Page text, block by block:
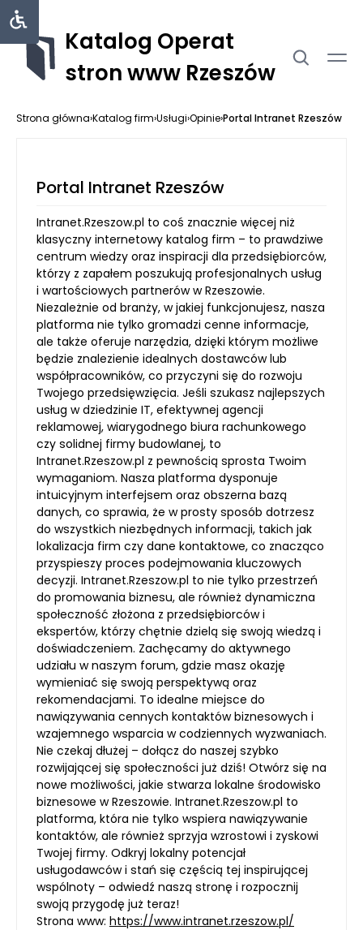
Katalog Operat
stron www Rzeszów
Strona główna›Katalog firm›Usługi›Opinie›Portal Intranet Rzeszów
Portal Intranet Rzeszów
Intranet.Rzeszow.pl to coś znacznie więcej niż
klasyczny internetowy katalog firm – to prawdziwe
centrum wiedzy oraz inspiracji dla przedsiębiorców,
którzy z zapałem poszukują profesjonalnych usług
i wartościowych partnerów w Rzeszowie.
Niezależnie od branży, w jakiej funkcjonujesz, nasza
platforma nie tylko gromadzi cenne informacje,
ale także oferuje narzędzia, dzięki którym możliwe
będzie znalezienie idealnych dostawców lub
współpracowników, co przyczyni się do rozwoju
Twojego przedsięwzięcia. Jeśli szukasz najlepszych
usług w dziedzinie IT, efektywnej agencji
reklamowej, wiarygodnego biura rachunkowego
czy solidnej firmy budowlanej, to
Intranet.Rzeszow.pl z pewnością sprosta Twoim
wymaganiom. Nasza platforma dysponuje
intuicyjnym interfejsem oraz obszerna bazą
danych, co sprawia, że w prosty sposób dotrzesz
do wszystkich niezbędnych informacji, takich jak
lokalizacja firm czy dane kontaktowe, co znacząco
przyspieszy proces podejmowania kluczowych
decyzji. Intranet.Rzeszow.pl to nie tylko przestrzeń
do promowania biznesu, ale również dynamiczna
społeczność złożona z przedsiębiorców i
ekspertów, którzy chętnie dzielą się swoją wiedzą i
doświadczeniem. Zachęcamy do aktywnego
udziału w naszym forum, gdzie masz okazję
wymieniać się swoją perspektywą oraz
rekomendacjami. To idealne miejsce do
nawiązywania cennych kontaktów biznesowych i
wzajemnego wsparcia w codziennych wyzwaniach.
Nie czekaj dłużej – dołącz do naszej szybko
rozwijającej się społeczności już dziś! Otwórz się na
nowe możliwości, jakie stwarza lokalne środowisko
biznesowe w Rzeszowie. Intranet.Rzeszow.pl to
platforma, która nie tylko wspiera nawiązywanie
kontaktów, ale również sprzyja wzrostowi i zyskowi
Twojej firmy. Odkryj lokalny potencjał
usługodawców i stań się częścią tej inspirującej
wspólnoty – odwiedź naszą stronę i rozpocznij
swoją przygodę już teraz!
Strona www: https://www.intranet.rzeszow.pl/